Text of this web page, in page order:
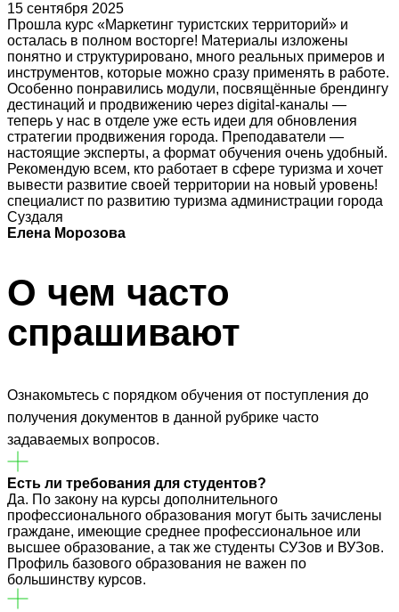
15 сентября 2025
Прошла курс «Маркетинг туристских территорий» и
осталась в полном восторге! Материалы изложены
понятно и структурировано, много реальных примеров и
инструментов, которые можно сразу применять в работе.
Особенно понравились модули, посвящённые брендингу
дестинаций и продвижению через digital-каналы —
теперь у нас в отделе уже есть идеи для обновления
стратегии продвижения города. Преподаватели —
настоящие эксперты, а формат обучения очень удобный.
Рекомендую всем, кто работает в сфере туризма и хочет
вывести развитие своей территории на новый уровень!
специалист по развитию туризма администрации города
Суздаля
Елена Морозова
О чем часто
спрашивают
Ознакомьтесь с порядком обучения от поступления до
получения документов в данной рубрике часто
задаваемых вопросов.
Есть ли требования для студентов?
Да. По закону на курсы дополнительного
профессионального образования могут быть зачислены
граждане, имеющие среднее профессиональное или
высшее образование, а так же студенты СУЗов и ВУЗов.
Профиль базового образования не важен по
большинству курсов.